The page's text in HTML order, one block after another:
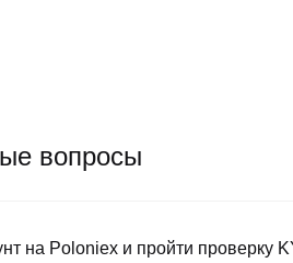
вопросы
на Poloniex и пройти проверку